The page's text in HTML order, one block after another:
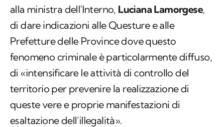
alla ministra dell'Interno, Luciana Lamorgese,
di dare indicazioni alle Questure e alle
Prefetture delle Province dove questo
fenomeno criminale è particolarmente diffuso,
di «intensificare le attività di controllo del
territorio per prevenire la realizzazione di
queste vere e proprie manifestazioni di
esaltazione dell’illegalità».